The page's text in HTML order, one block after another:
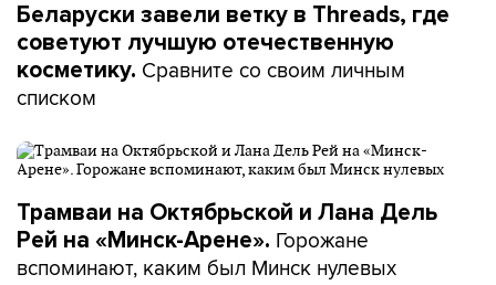
Беларуски завели ветку в Threads, где
советуют лучшую отечественную
косметику. Сравните со своим личным
списком
Трамваи на Октябрьской и Лана Дель
Рей на «Минск-Арене». Горожане
вспоминают, каким был Минск нулевых